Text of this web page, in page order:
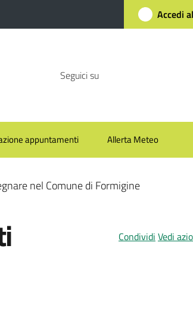
Accedi
Seguici su
appuntamenti Allerta Meteo
nel Comune di Formigine
Condividi Vedi